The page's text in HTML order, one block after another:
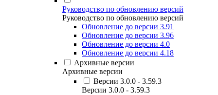
Руководство по обновлению версий
Руководство по обновлению версий
Обновление до версии 3.91
Обновление до версии 3.96
Обновление до версии 4.0
Обновление до версии 4.18
Архивные версии
Архивные версии
Версии 3.0.0 - 3.59.3
Версии 3.0.0 - 3.59.3